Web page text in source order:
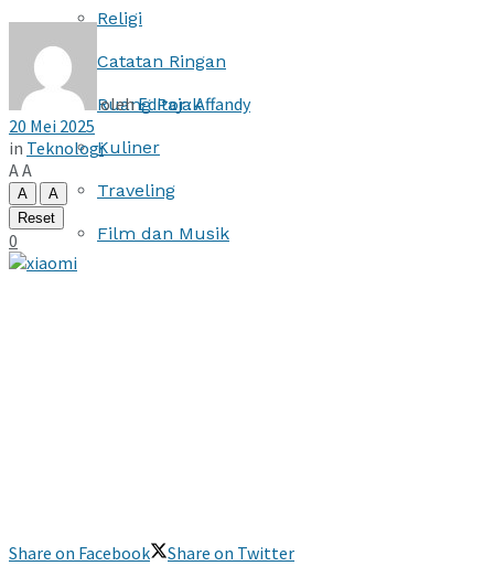
Religi
Catatan Ringan
Ruang Pajak
Kuliner
Traveling
Film dan Musik
olehEditor : Affandy
20 Mei 2025
in Teknologi
AA
A
A
Reset
0
Share on Facebook
Share on Twitter